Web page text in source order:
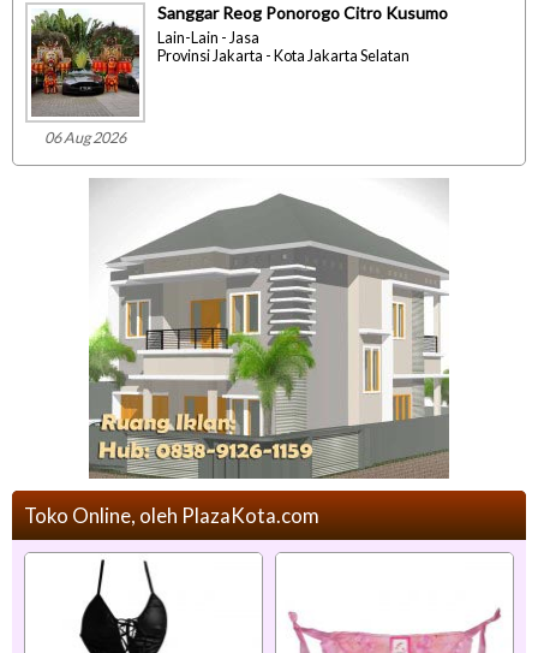
06 Aug 2026
Sanggar Reog Ponorogo Citro Kusumo
Lain-Lain - Jasa
Provinsi Jakarta - Kota Jakarta Selatan
Toko Online, oleh PlazaKota.com